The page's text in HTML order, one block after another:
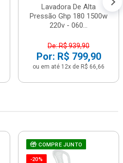
Lavadora De Alta
Pressão Ghp 180 1500w
220v - 060...
De: R$ 939,90
Por: R$ 799,90
ou em até 12x de R$ 66,66
COMPRE JUNTO
-20%